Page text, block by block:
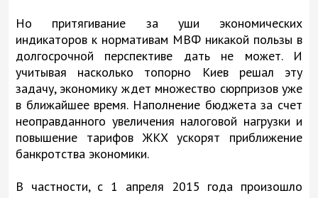
Но притягивание за уши экономических
индикаторов к нормативам МВФ никакой пользы в
долгосрочной перспективе дать не может. И
учитывая насколько топорно Киев решал эту
задачу, экономику ждет множество сюрпризов уже
в ближайшее время. Наполнение бюджета за счет
неоправданного увеличения налоговой нагрузки и
повышение тарифов ЖКХ ускорят приближение
банкротства экономики.
В частности, с 1 апреля 2015 года произошло